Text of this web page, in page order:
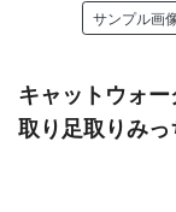
サンプル画
キャットウォ
取り足取りみ